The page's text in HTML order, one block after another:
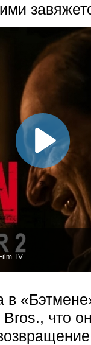
в
что